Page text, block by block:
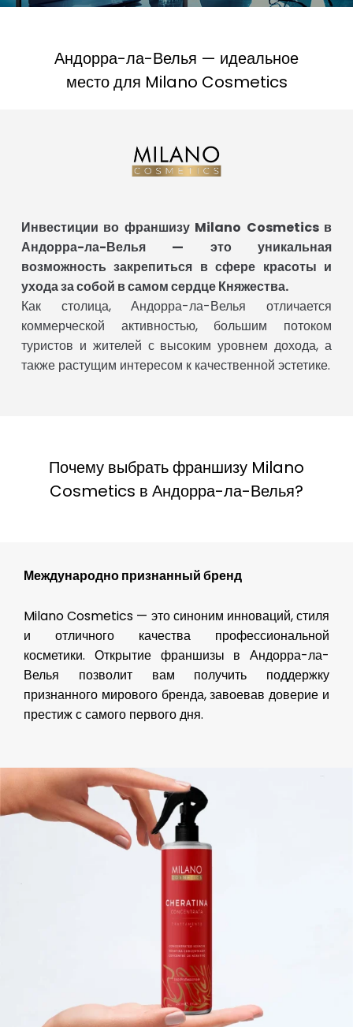
Андорра-ла-Велья — идеальное
место для Milano Cosmetics
Инвестиции во франшизу Milano Cosmetics в
Андорра-ла-Велья — это уникальная
возможность закрепиться в сфере красоты и
ухода за собой в самом сердце Княжества.
Как столица, Андорра-ла-Велья отличается
коммерческой активностью, большим потоком
туристов и жителей с высоким уровнем дохода, а
также растущим интересом к качественной эстетике.
Почему выбрать франшизу Milano
Cosmetics в Андорра-ла-Велья?
Международно признанный бренд
Milano Cosmetics — это синоним инноваций, стиля
и отличного качества профессиональной
косметики. Открытие франшизы в Андорра-ла-
Велья позволит вам получить поддержку
признанного мирового бренда, завоевав доверие и
престиж с самого первого дня.